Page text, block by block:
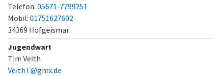
Telefon: 05671-7799251
Mobil: 01751627602
34369 Hofgeismar
Jugendwart
Tim Veith
VeithT@gmx.de